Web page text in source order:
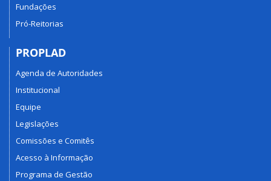
Fundações
Pró-Reitorias
PROPLAD
Agenda de Autoridades
Institucional
Equipe
Legislações
Comissões e Comitês
Acesso à Informação
Programa de Gestão